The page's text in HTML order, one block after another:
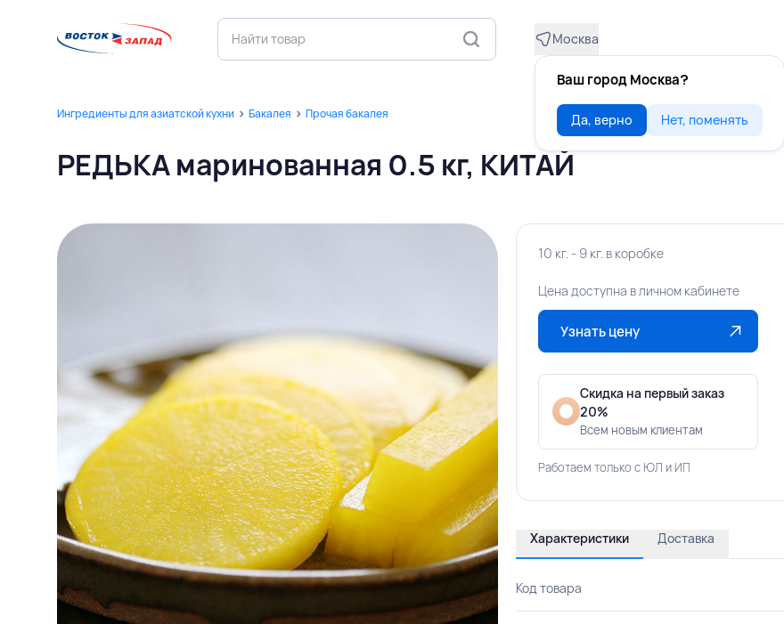
Москва
Ваш город Москва?
Да, верно Нет, поменять
Ингредиенты для азиатской кухни Бакалея Прочая бакалея
РЕДЬКА маринованная 0.5 кг, КИТАЙ
10 кг. - 9 кг. в коробке
Цена доступна в личном кабинете
Узнать цену
Скидка на первый заказ
20%
Всем новым клиентам
Работаем только с ЮЛ и ИП
Характеристики Доставка
Код товара